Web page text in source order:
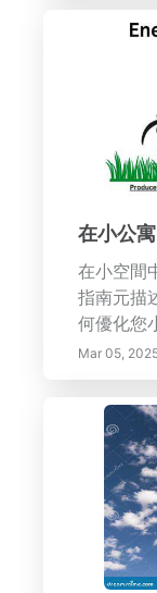
提供了
現不同
</
</
引力並
彩與裝
了油漆之
理學、室
色方案、
色彩的情
在小公
在小空間
指南元描
何優化您
優化到利
圍、促進
略。---
能量流
適與效
性、顏
置。我
創造溫
通過整
及選擇
Mar 05,